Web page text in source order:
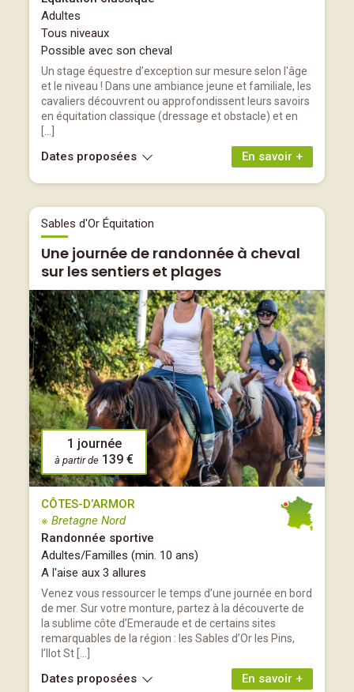
Adultes
Tous niveaux
Possible avec son cheval
Un stage équestre d’exception sur mesure selon l'âge
et le niveau ! Dans une ambiance jeune et familiale, les
cavaliers découvrent ou approfondissent leurs savoirs
en équitation classique (dressage et obstacle) et en
En savoir +
Dates proposées
Sables d'Or Équitation
Une journée de randonnée à cheval
sur les sentiers et plages
1 journée
à partir de 139 €
CÔTES-D’ARMOR
※ Bretagne Nord
Randonnée sportive
Adultes/Familles (min. 10 ans)
A l'aise aux 3 allures
Venez vous ressourcer le temps d’une journée en bord
de mer. Sur votre monture, partez à la découverte de
la sublime côte d’Emeraude et de certains sites
remarquables de la région : les Sables d’Or les Pins,
l’Ilot St […]
En savoir +
Dates proposées